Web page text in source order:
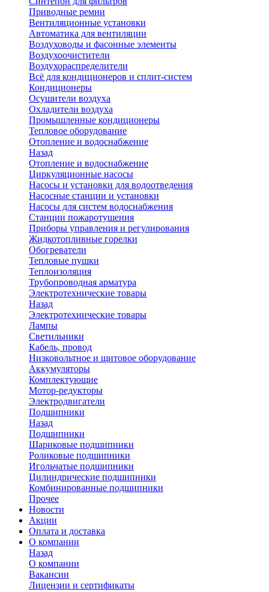
Приводные ремни
Вентиляционные установки
Автоматика для вентиляции
Воздуховоды и фасонные элементы
Воздухоочистители
Воздухораспределители
Всё для кондиционеров и сплит-систем
Кондиционеры
Осушители воздуха
Охладители воздуха
Промышленные кондиционеры
Тепловое оборудование
Отопление и водоснабжение
Назад
Отопление и водоснабжение
Циркуляционные насосы
Насосы и установки для водоотведения
Насосные станции и установки
Насосы для систем водоснабжения
Станции пожаротушения
Приборы управления и регулирования
Жидкотопливные горелки
Обогреватели
Тепловые пушки
Теплоизоляция
Трубопроводная арматура
Электротехнические товары
Назад
Электротехнические товары
Лампы
Светильники
Кабель, провод
Низковольтное и щитовое оборудование
Аккумуляторы
Комплектующие
Мотор-редукторы
Электродвигатели
Подшипники
Назад
Подшипники
Шариковые подшипники
Роликовые подшипники
Игольчатые подшипники
Цилиндрические подшипники
Комбинированные подшипники
Прочее
Новости
Акции
Оплата и доставка
О компании
Назад
О компании
Вакансии
Лицензии и сертификаты